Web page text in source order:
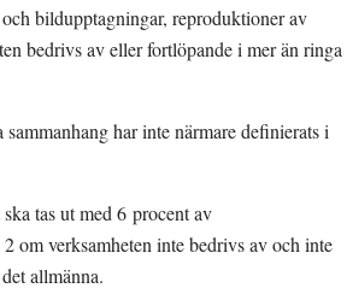
bildupptagningar, reproduktioner av
bedrivs av eller fortlöpande i mer än ringa
har inte närmare definierats i
tas ut med 6 procent av
om verksamheten inte bedrivs av och inte
allmänna.